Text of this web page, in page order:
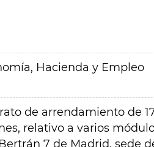
Hacienda y Empleo
de arrendamiento de
relativo a varios
7 de Madrid, sede